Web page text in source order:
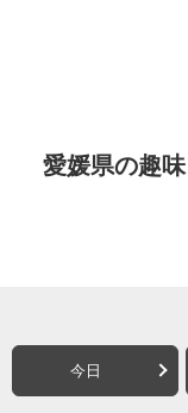
愛媛県の趣
今日